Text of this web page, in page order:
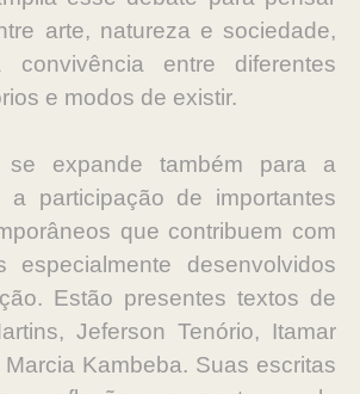
arte, natureza e sociedade,
convivência entre diferentes
e modos de existir.
se expande também para a
a participação de importantes
que contribuem com
especialmente desenvolvidos
Estão presentes textos de
Jeferson Tenório, Itamar
Kambeba. Suas escritas